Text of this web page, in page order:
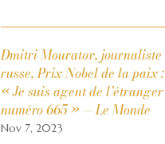
Dmitri Mouratov, journaliste
russe, Prix Nobel de la paix :
« Je suis agent de l’étranger
numéro 665 » — Le Monde
Nov 7, 2023